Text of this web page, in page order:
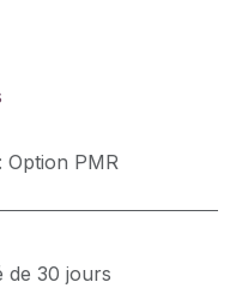
: Option PMR
de 30 jours